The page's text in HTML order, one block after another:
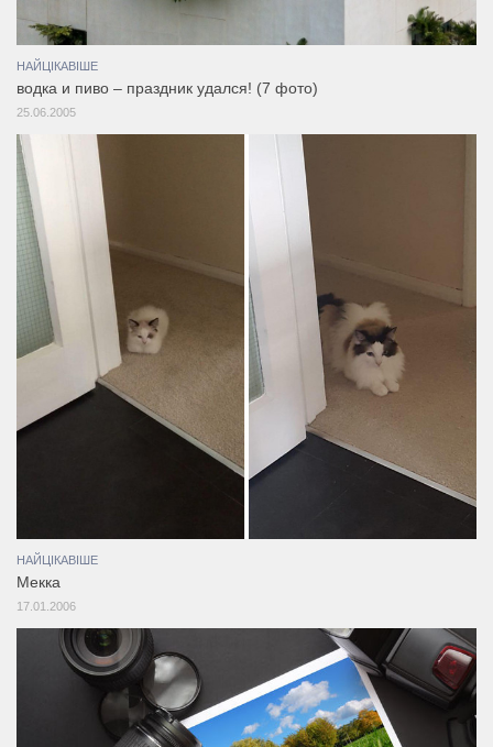
НАЙЦІКАВІШЕ
водка и пиво – праздник удался! (7 фото)
25.06.2005
НАЙЦІКАВІШЕ
Мекка
17.01.2006